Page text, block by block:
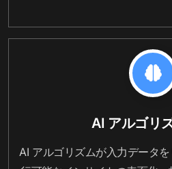
AI アルゴリ
AI アルゴリズムが入力データ